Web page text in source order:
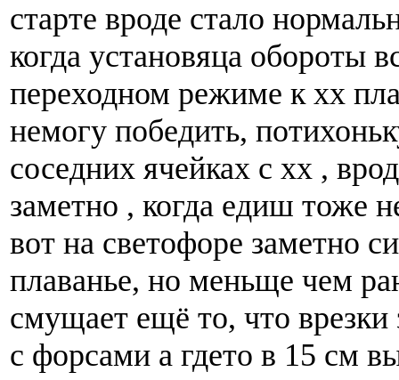
старте вроде стало
когда установяца обороты
переходном режиме к хх
немогу победить,
соседних ячейках с хх ,
заметно , когда едиш тоже
вот на светофоре заметно
плаванье, но меньще чем
смущает ещё то, что
с форсами а гдето в 15 см